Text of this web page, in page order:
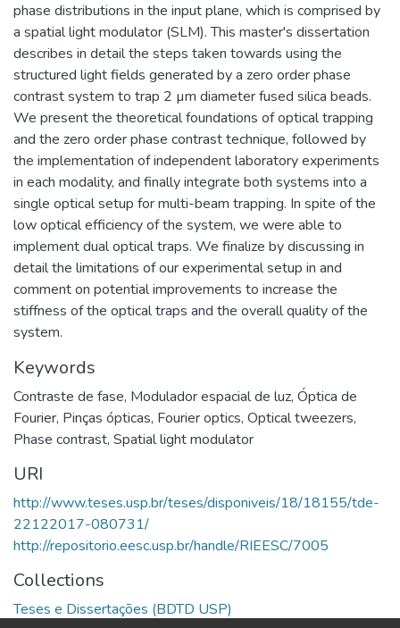
phase distributions in the input plane, which is comprised by
a spatial light modulator (SLM). This master's dissertation
describes in detail the steps taken towards using the
structured light fields generated by a zero order phase
contrast system to trap 2 µm diameter fused silica beads.
We present the theoretical foundations of optical trapping
and the zero order phase contrast technique, followed by
the implementation of independent laboratory experiments
in each modality, and finally integrate both systems into a
single optical setup for multi-beam trapping. In spite of the
low optical efficiency of the system, we were able to
implement dual optical traps. We finalize by discussing in
detail the limitations of our experimental setup in and
comment on potential improvements to increase the
stiffness of the optical traps and the overall quality of the
system.
Keywords
Contraste de fase, Modulador espacial de luz, Óptica de
Fourier, Pinças ópticas, Fourier optics, Optical tweezers,
Phase contrast, Spatial light modulator
URI
http://www.teses.usp.br/teses/disponiveis/18/18155/tde-
22122017-080731/
http://repositorio.eesc.usp.br/handle/RIEESC/7005
Collections
Teses e Dissertações (BDTD USP)